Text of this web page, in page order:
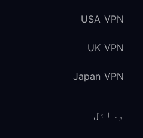
USA VPN
UK VPN
Japan VPN
وسائل